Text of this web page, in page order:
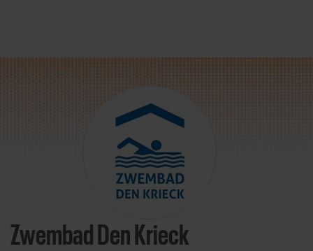
Direct door naar content
Zwembad Den Krieck